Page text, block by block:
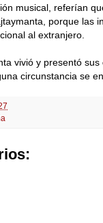
musical, referían
porque las
al extranjero.
vivió y presentó
circunstancia se